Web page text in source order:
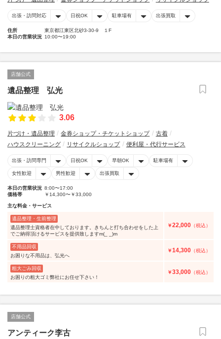
出張・訪問対応 日祝OK 駐車場有 出張買取
住所
東京都江東区北砂3-30-9 １F
本日の営業状況 10:00〜19:00
店舗公式
遺品整理 弘光
3.06
片づけ・遺品整理 金券ショップ・チケットショップ
古着
ハウスクリーニング
リサイクルショップ 便利屋・代行サービス
出張・訪問専門 日祝OK 早朝OK 駐車場有
女性歓迎 男性歓迎 出張買取
本日の営業状況 8:00〜17:00
価格帯
￥14,300〜￥33,000
主な料金・サービス
遺品整理・生前整理
遺品整理士資格者在中しております。きちんと打ち合わせをした上
でご納得頂けるサービスを提供致しますm(_ _)m
￥22,000 （税込）
不用品回収
お困りな不用品は、弘光へ
￥14,300 （税込）
粗大ごみ回収
お困りの粗大ゴミ弊社にお任せ下さい！
￥33,000 （税込）
店舗公式
アンティーク李古